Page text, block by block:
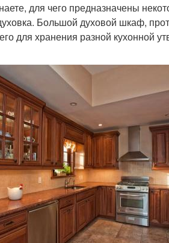
для чего предназначены
Большой духовой шкаф,
для хранения разной кухонной